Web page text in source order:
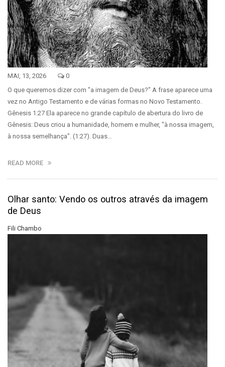
MAI, 13, 2026
0
O que queremos dizer com "a imagem de Deus?" A frase aparece uma
vez no Antigo Testamento e de várias formas no Novo Testamento.
Gênesis 1:27 Ela aparece no grande capítulo de abertura do livro de
Gênesis: Deus criou a humanidade, homem e mulher, "à nossa imagem,
à nossa semelhança". (1:27). Duas…
READ MORE
Olhar santo: Vendo os outros através da imagem
de Deus
Fili Chambo